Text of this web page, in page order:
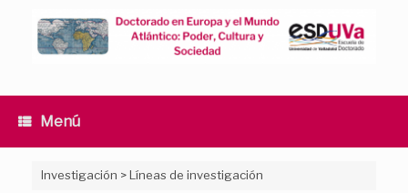
contenido
Menú
Investigación >Líneas de investigación